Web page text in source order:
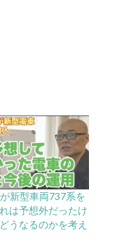
新型車両737系を
は予想外だったけ
うなるのかを考え